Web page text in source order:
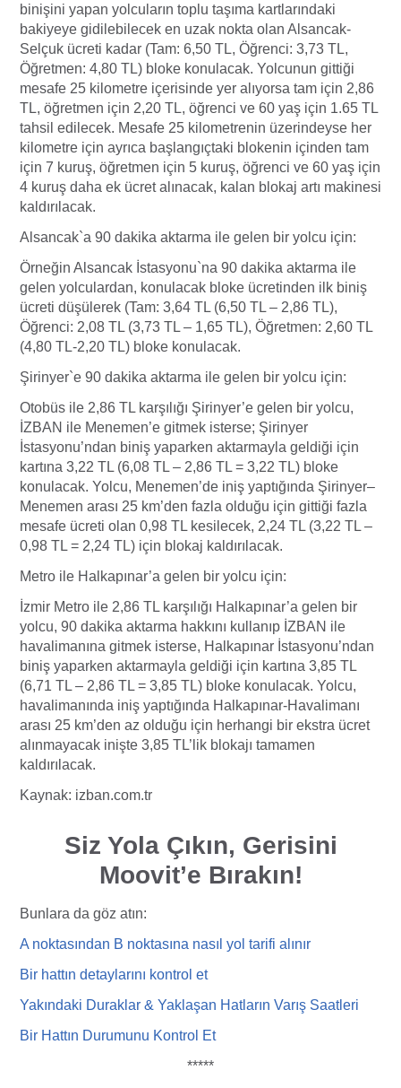
binişini yapan yolcuların toplu taşıma kartlarındaki
bakiyeye gidilebilecek en uzak nokta olan Alsancak-
Selçuk ücreti kadar (Tam: 6,50 TL, Öğrenci: 3,73 TL,
Öğretmen: 4,80 TL) bloke konulacak. Yolcunun gittiği
mesafe 25 kilometre içerisinde yer alıyorsa tam için 2,86
TL, öğretmen için 2,20 TL, öğrenci ve 60 yaş için 1.65 TL
tahsil edilecek. Mesafe 25 kilometrenin üzerindeyse her
kilometre için ayrıca başlangıçtaki blokenin içinden tam
için 7 kuruş, öğretmen için 5 kuruş, öğrenci ve 60 yaş için
4 kuruş daha ek ücret alınacak, kalan blokaj artı makinesi
kaldırılacak.
Alsancak`a 90 dakika aktarma ile gelen bir yolcu için:
Örneğin Alsancak İstasyonu`na 90 dakika aktarma ile
gelen yolculardan, konulacak bloke ücretinden ilk biniş
ücreti düşülerek (Tam: 3,64 TL (6,50 TL – 2,86 TL),
Öğrenci: 2,08 TL (3,73 TL – 1,65 TL), Öğretmen: 2,60 TL
(4,80 TL-2,20 TL) bloke konulacak.
Şirinyer`e 90 dakika aktarma ile gelen bir yolcu için:
Otobüs ile 2,86 TL karşılığı Şirinyer’e gelen bir yolcu,
İZBAN ile Menemen’e gitmek isterse; Şirinyer
İstasyonu’ndan biniş yaparken aktarmayla geldiği için
kartına 3,22 TL (6,08 TL – 2,86 TL = 3,22 TL) bloke
konulacak. Yolcu, Menemen’de iniş yaptığında Şirinyer–
Menemen arası 25 km’den fazla olduğu için gittiği fazla
mesafe ücreti olan 0,98 TL kesilecek, 2,24 TL (3,22 TL –
0,98 TL = 2,24 TL) için blokaj kaldırılacak.
Metro ile Halkapınar’a gelen bir yolcu için:
İzmir Metro ile 2,86 TL karşılığı Halkapınar’a gelen bir
yolcu, 90 dakika aktarma hakkını kullanıp İZBAN ile
havalimanına gitmek isterse, Halkapınar İstasyonu’ndan
biniş yaparken aktarmayla geldiği için kartına 3,85 TL
(6,71 TL – 2,86 TL = 3,85 TL) bloke konulacak. Yolcu,
havalimanında iniş yaptığında Halkapınar-Havalimanı
arası 25 km’den az olduğu için herhangi bir ekstra ücret
alınmayacak inişte 3,85 TL’lik blokajı tamamen
kaldırılacak.
Kaynak: izban.com.tr
Siz Yola Çıkın, Gerisini
Moovit’e Bırakın!
Bunlara da göz atın:
A noktasından B noktasına nasıl yol tarifi alınır
Bir hattın detaylarını kontrol et
Yakındaki Duraklar & Yaklaşan Hatların Varış Saatleri
Bir Hattın Durumunu Kontrol Et
*****